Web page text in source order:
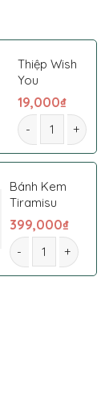
Thiệp Wish
You
19,000₫
Kệ Hoa Chia
Bánh Kem
Tiramisu
399,000₫
Kệ Hoa Chia